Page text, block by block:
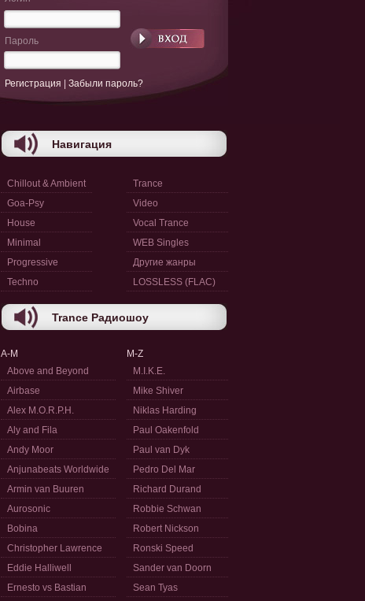
Пароль
Регистрация Забыли пароль?
Навигация
Chillout & Ambient
Goa-Psy
House
Minimal
Progressive
Techno
Trance
Video
Vocal Trance
WEB Singles
Другие жанры
LOSSLESS (FLAC)
Trance Радиошоу
A-M
Above and Beyond
Airbase
Alex M.O.R.P.H.
Aly and Fila
Andy Moor
Anjunabeats Worldwide
Armin van Buuren
Aurosonic
Bobina
Christopher Lawrence
Eddie Halliwell
Ernesto vs Bastian
M-Z
M.I.K.E.
Mike Shiver
Niklas Harding
Paul Oakenfold
Paul van Dyk
Pedro Del Mar
Richard Durand
Robbie Schwan
Robert Nickson
Ronski Speed
Sander van Doorn
Sean Tyas